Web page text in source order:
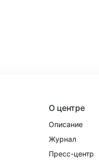
О центре
Описание
Журнал
Пресс-центр